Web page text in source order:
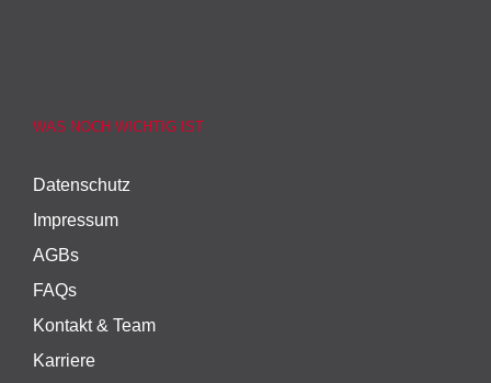
WAS NOCH WICHTIG IST
Datenschutz
Impressum
AGBs
FAQs
Kontakt & Team
Karriere